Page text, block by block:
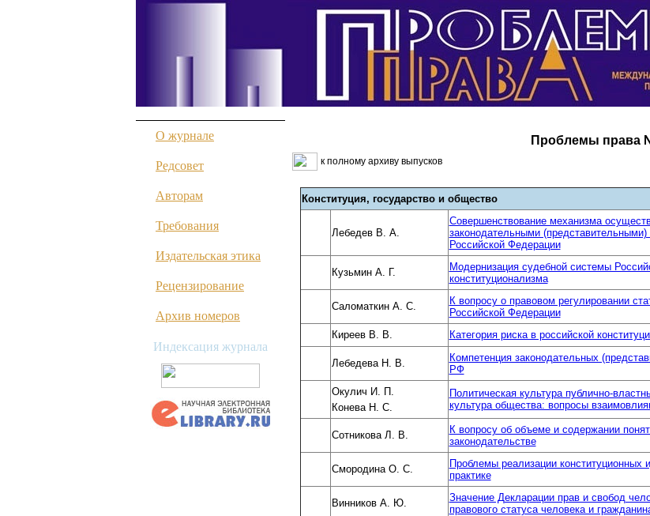
О журнале
Редсовет
Авторам
Требования
Издательская этика
Рецензирование
Архив номеров
Индексация журнала
Проблемы права
к полному архиву выпусков
Конституция, государство и общество
Лебедев В. А.
Совершенствование механизма
законодательными (представительными)
Российской Федерации
Кузьмин А. Г.
Модернизация судебной системы
конституционализма
Саломаткин А. С.
К вопросу о правовом регулировании
Российской Федерации
Киреев В. В.
Категория риска в российской
Лебедева Н. В.
Компетенция законодательных
РФ
Окулич И. П.
Конева Н. С.
Политическая культура публично-
культура общества: вопросы
Сотникова Л. В.
К вопросу об объеме и содержании
законодательстве
Смородина О. С.
Проблемы реализации конституционных
практике
Винников А. Ю.
Значение Декларации прав и свобод
правового статуса человека и